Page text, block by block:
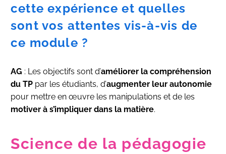
cette expérience et quelles
sont vos attentes vis-à-vis de
ce module ?
AG : Les objectifs sont d’améliorer la compréhension
du TP par les étudiants, d’augmenter leur autonomie
pour mettre en œuvre les manipulations et de les
motiver à s’impliquer dans la matière.
Science de la pédagogie